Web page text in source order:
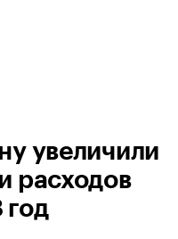
увеличили
расходов
год